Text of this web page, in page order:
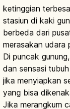
ketinggian
stasiun di kaki
berbeda dari
merasakan udara
Di puncak
dan sensasi
jika menyiapkan
yang bisa
Jika merangkum